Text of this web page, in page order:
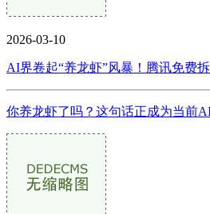
2026-03-10
AI界卷起“养龙虾”风暴！腾讯免费
你养龙虾了吗？这句话正成为当前